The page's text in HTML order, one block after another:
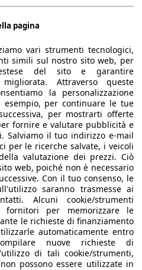
100km
l/100km
responsabilità per la correttezza
Torna su
il mercato auto europeo.
pagina
vari strumenti tecnologici,
simili sul nostro sito web, per
del sito e garantire
Attraverso queste
la personalizzazione
per continuare le tue
per mostrarti offerte
fornire e valutare pubblicità e
Salviamo il tuo indirizzo e-mail
per le ricerche salvate, i veicoli
valutazione dei prezzi. Ciò
web, poiché non è necessario
Con il tuo consenso, le
saranno trasmesse ai
Alcuni cookie/strumenti
fornitori per memorizzare le
le richieste di finanziamento
automaticamente entro
nuove richieste di
di tali cookie/strumenti,
possono essere utilizzate in